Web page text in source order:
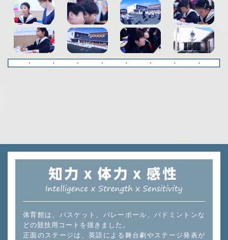
体育館は、バスケット、バレーボール、バドミントンな
どの競技用コートを描きました。
正面のステージは、英語による舞台劇やステージ発表が